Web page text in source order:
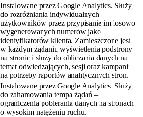
Instalowane przez Google Analytics. Służy
do rozróżniania indywidualnych
użytkowników przez przypisanie im losowo
wygenerowanych numerów jako
identyfikatorów klienta. Zamieszczone jest
w każdym żądaniu wyświetlenia podstrony
na stronie i służy do obliczania danych na
temat odwiedzających, sesji oraz kampanii
na potrzeby raportów analitycznych stron.
Instalowane przez Google Analytics. Służy
do zahamowania tempa żądań –
ograniczenia pobierania danych na stronach
o wysokim natężeniu ruchu.